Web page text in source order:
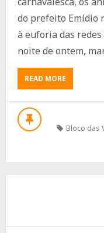
do prefeito Emídio
à euforia das
noite de ontem,
READ MOREABOUT
PAREDÃO
POLÍTICO
REVELOU
Bloco das